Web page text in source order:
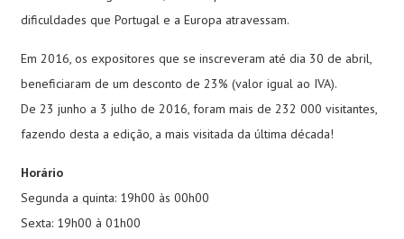
dificuldades que Portugal e a Europa atravessam.
Em 2016, os expositores que se inscreveram até dia 30 de abril,
beneficiaram de um desconto de 23% (valor igual ao IVA).
De 23 junho a 3 julho de 2016, foram mais de 232 000 visitantes,
fazendo desta a edição, a mais visitada da última década!
Horário
Segunda a quinta: 19h00 às 00h00
Sexta: 19h00 à 01h00